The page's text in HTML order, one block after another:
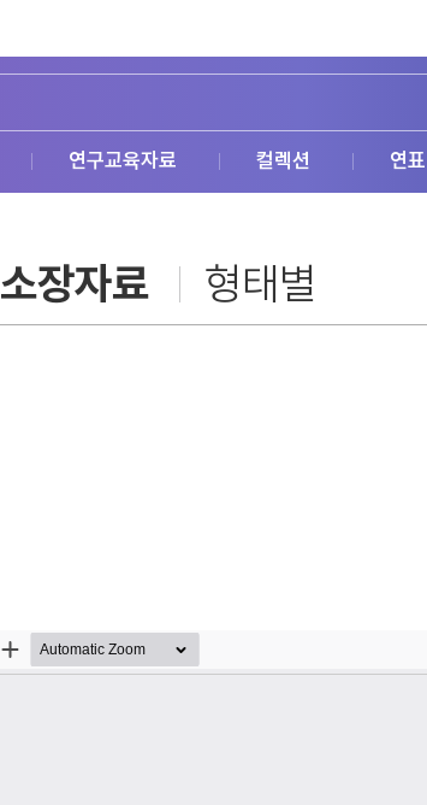
연구교육자료 컬렉션 연표
소장자료 형태별